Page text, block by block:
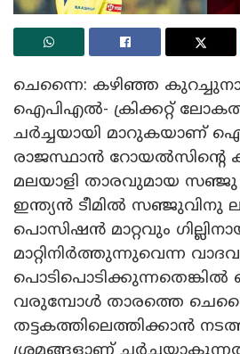
ചെന്നൈ: കഴിഞ്ഞ
ഐപിഎൽ- ക്രിക്കറ്റ്
ചർച്ചയായി മാറുകയാണ്
രാജസ്ഥാൻ റോയൽസിന്റെ
മലയാളി താരവുമായ
ഇന്ത്യൻ ടീമിൽ സഞ്ജുവിനു
പൊസിഷൻ മാറ്റവും
മാറ്റിനിർത്തുന്നുവെന്ന
പൊടിപൊടിക്കുന്നതെങ്കിൽ
വരുമ്പോൾ താരത്തെ
ത‌ട്ടകത്തിലെത്തിക്കാൻ